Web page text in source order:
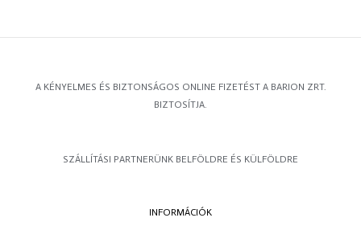
A KÉNYELMES ÉS BIZTONSÁGOS ONLINE FIZETÉST A BARION ZRT.
BIZTOSÍTJA.
SZÁLLÍTÁSI PARTNERÜNK BELFÖLDRE ÉS KÜLFÖLDRE
INFORMÁCIÓK